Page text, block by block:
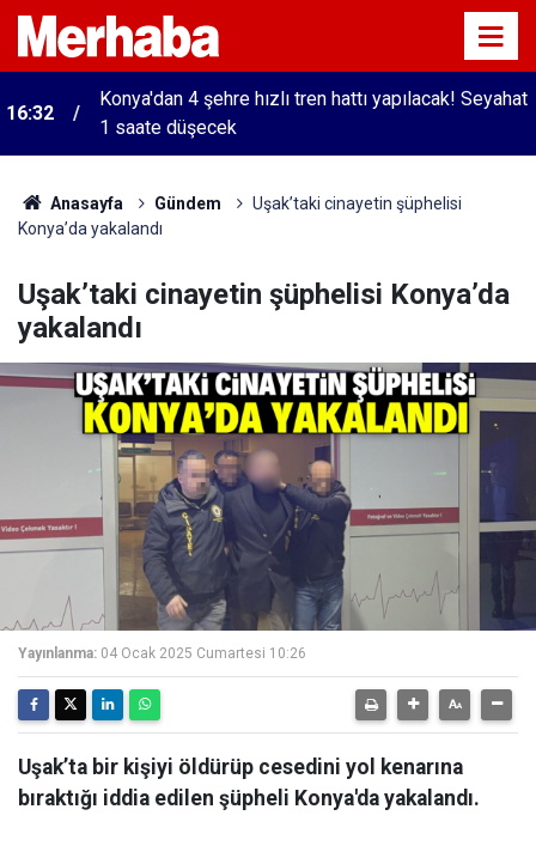
16:32
Konya'dan 4 şehre hızlı tren hattı yapılacak! Seyahat
1 saate düşecek
Anasayfa Gündem
Uşak’taki cinayetin şüphelisi
Konya’da yakalandı
Uşak’taki cinayetin şüphelisi Konya’da
yakalandı
Yayınlanma: 04 Ocak 2025 Cumartesi 10:26
Uşak’ta bir kişiyi öldürüp cesedini yol kenarına
bıraktığı iddia edilen şüpheli Konya'da yakalandı.